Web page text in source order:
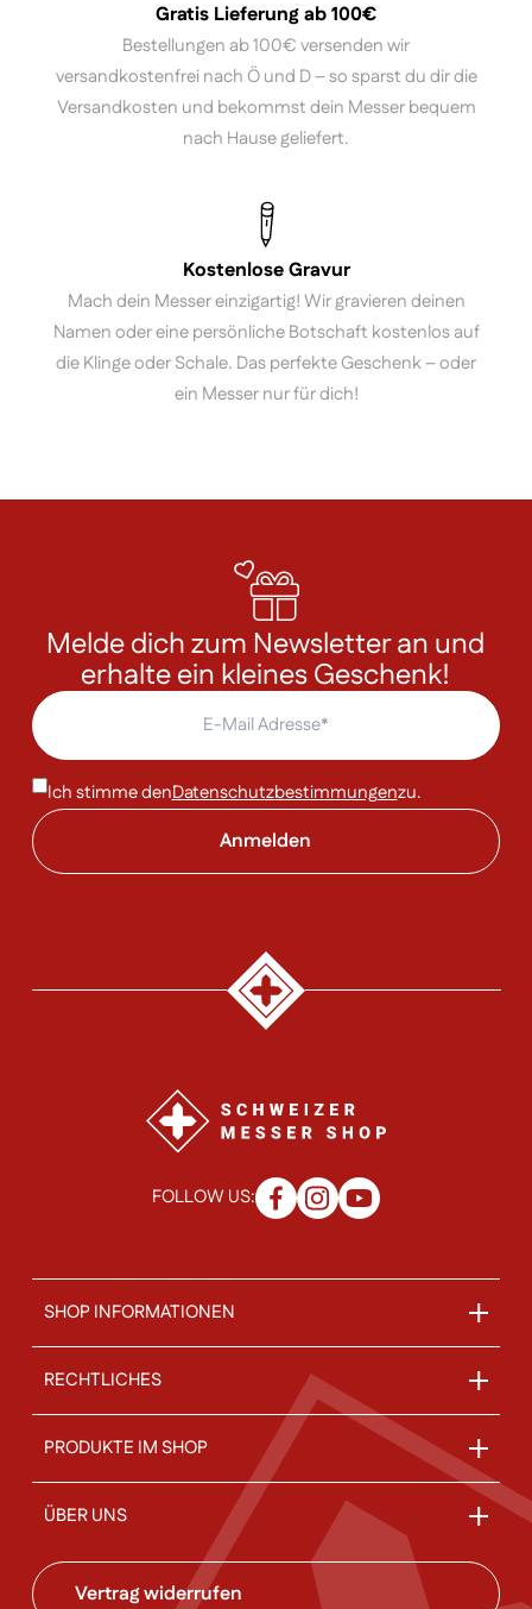
Gratis Lieferung ab 100€
Bestellungen ab 100€ versenden wir
versandkostenfrei nach Ö und D – so sparst du dir die
Versandkosten und bekommst dein Messer bequem
nach Hause geliefert.
Kostenlose Gravur
Mach dein Messer einzigartig! Wir gravieren deinen
Namen oder eine persönliche Botschaft kostenlos auf
die Klinge oder Schale. Das perfekte Geschenk – oder
ein Messer nur für dich!
Melde dich zum Newsletter an und
erhalte ein kleines Geschenk!
Ich stimme denDatenschutzbestimmungenzu.
FOLLOW US:
SHOP INFORMATIONEN
RECHTLICHES
PRODUKTE IM SHOP
ÜBER UNS
Vertrag widerrufen